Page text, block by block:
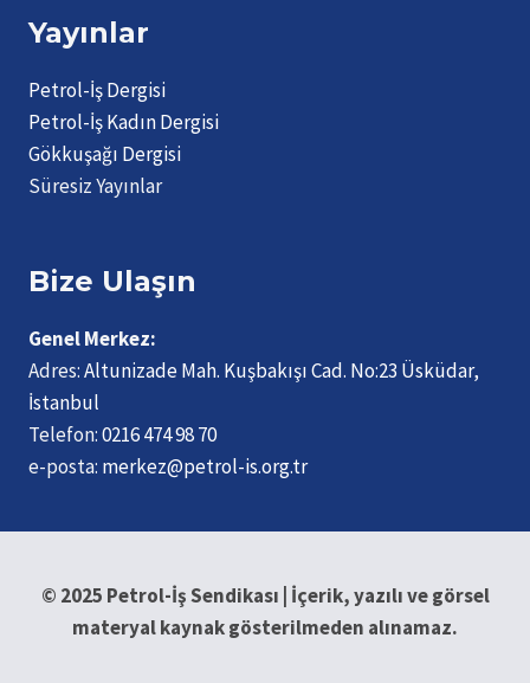
Yayınlar
Petrol-İş Dergisi
Petrol-İş Kadın Dergisi
Gökkuşağı Dergisi
Süresiz Yayınlar
Bize Ulaşın
Genel Merkez:
Adres:Altunizade Mah. Kuşbakışı Cad. No:23 Üsküdar,
İstanbul
Telefon:0216 474 98 70
e-posta: merkez@petrol-is.org.tr
© 2025 Petrol-İş Sendikası | İçerik, yazılı ve görsel
materyal kaynak gösterilmeden alınamaz.